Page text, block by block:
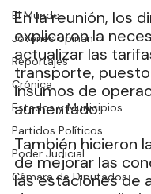
El Mundo
Jóvenes opinan
Reportajes
Crónica
Estados y Municipios
Partidos Políticos
Poder Judicial
Cámara de Diputados
En la reunión, los
explicaron la
actualizar las
transporte,
insumos de
aumentado.
También hicieron
de mejorar las
las estaciones de